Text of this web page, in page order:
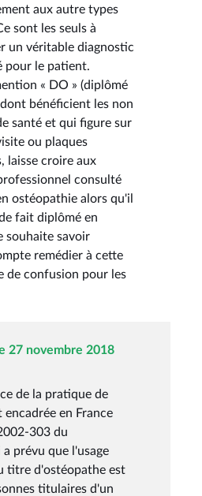
aux autre types
sont les seuls à
un véritable diagnostic
pour le patient.
« DO » (diplômé
bénéficient les non
santé et qui figure sur
ou plaques
laisse croire aux
consulté
ostéopathie alors qu'il
fait diplômé en
souhaite savoir
remédier à cette
de confusion pour les
27 novembre 2018
de la pratique de
en France
303 du
prévu que l'usage
titre d'ostéopathe est
titulaires d'un